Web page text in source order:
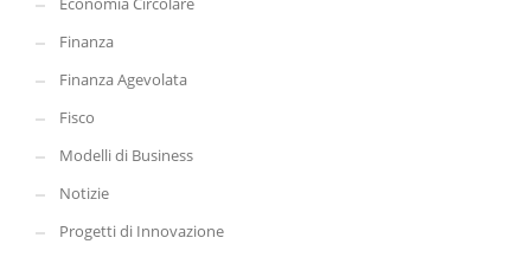
Finanza
Finanza Agevolata
Fisco
Modelli di Business
Notizie
Progetti di Innovazione